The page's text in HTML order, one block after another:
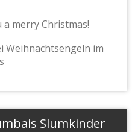
a merry Christmas!
Weihnachtsengeln im
Slumkinder